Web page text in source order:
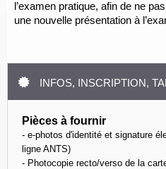
l’examen pratique, afin de ne
une nouvelle présentation à
INFOS, INSCRIPTION,
Pièces à fournir
- e-photos d'identité et signature
ligne ANTS)
- Photocopie recto/verso de la